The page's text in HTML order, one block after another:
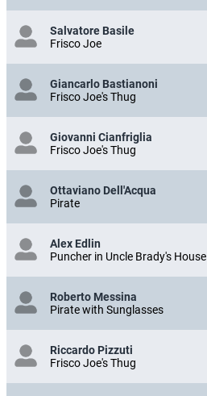
Salvatore Basile
Frisco Joe
Giancarlo Bastianoni
Frisco Joe's Thug
Giovanni Cianfriglia
Frisco Joe's Thug
Ottaviano Dell'Acqua
Pirate
Alex Edlin
Puncher in Uncle Brady's House
Roberto Messina
Pirate with Sunglasses
Riccardo Pizzuti
Frisco Joe's Thug